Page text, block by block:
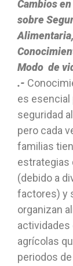
Cambios
sobre
Alimentaria,
Modo de
.-
es esencial
seguridad
pero cada
familias
estrategias
(debido a
factores) y
organizan
actividades
agrícolas
periodos